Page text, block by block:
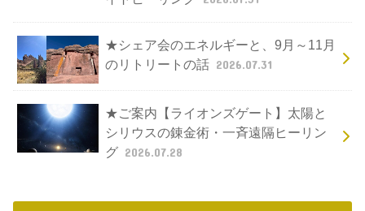
★シェア会のエネルギーと、9月～11月
のリトリートの話 2026.07.31
★ご案内【ライオンズゲート】太陽と
シリウスの錬金術・一斉遠隔ヒーリン
グ 2026.07.28